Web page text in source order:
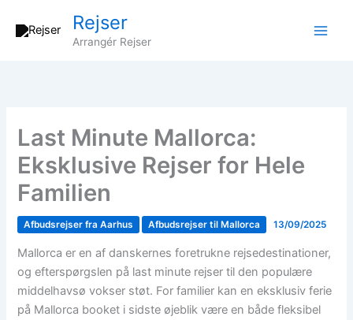
Rejser
Arrangér Rejser
Last Minute Mallorca:
Eksklusive Rejser for Hele
Familien
Afbudsrejser fra Aarhus Afbudsrejser til Mallorca 13/09/2025
Mallorca er en af danskernes foretrukne rejsedestinationer,
og efterspørgslen på last minute rejser til den populære
middelhavsø vokser støt. For familier kan en eksklusiv ferie
på Mallorca booket i sidste øjeblik være en både fleksibel